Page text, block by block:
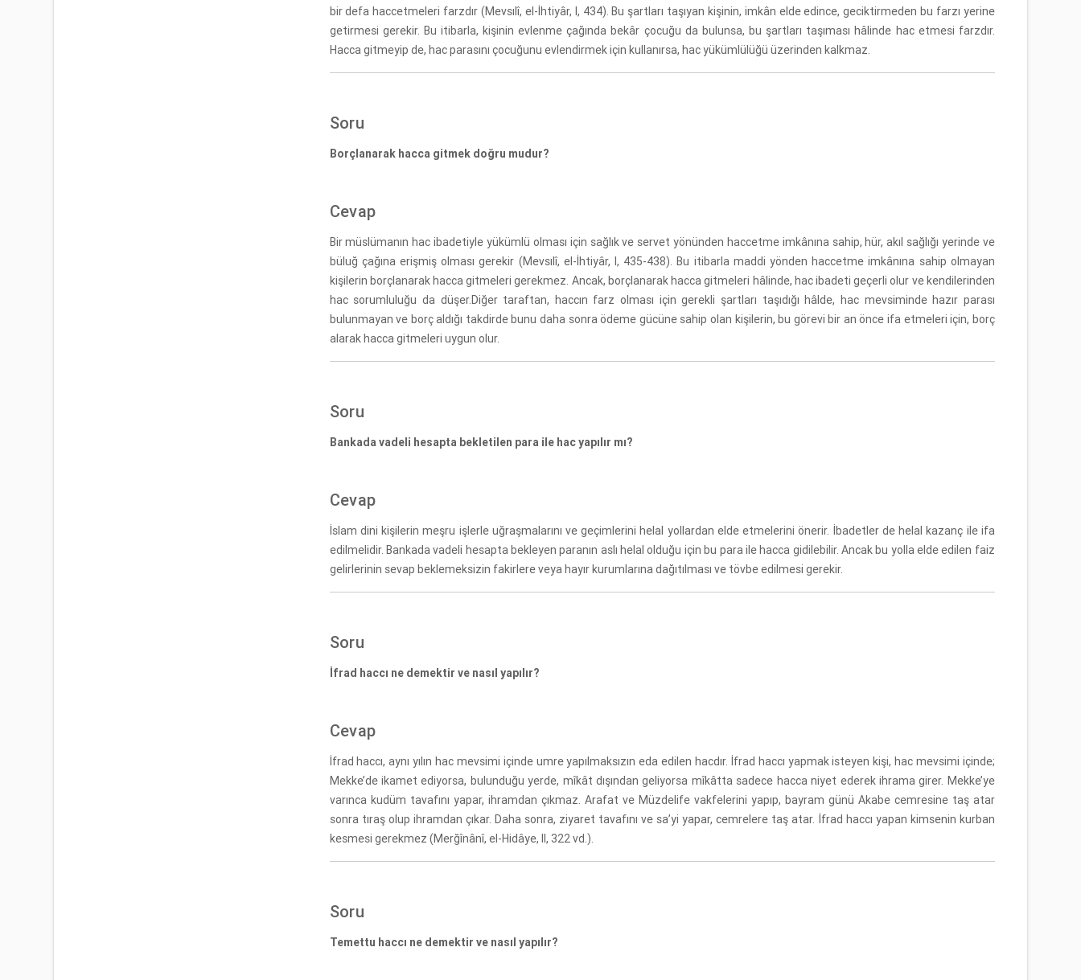
bir defa haccetmeleri farzdır (Mevsılî, el-İhtiyâr, I, 434). Bu şartları taşıyan kişinin, imkân elde edince, geciktirmeden bu farzı yerine
getirmesi gerekir. Bu itibarla, kişinin evlenme çağında bekâr çocuğu da bulunsa, bu şartları taşıması hâlinde hac etmesi farzdır.
Hacca gitmeyip de, hac parasını çocuğunu evlendirmek için kullanırsa, hac yükümlülüğü üzerinden kalkmaz.
Soru
Borçlanarak hacca gitmek doğru mudur?
Cevap
Bir müslümanın hac ibadetiyle yükümlü olması için sağlık ve servet yönünden haccetme imkânına sahip, hür, akıl sağlığı yerinde ve
büluğ çağına erişmiş olması gerekir (Mevsılî, el-İhtiyâr, I, 435-438). Bu itibarla maddi yönden haccetme imkânına sahip olmayan
kişilerin borçlanarak hacca gitmeleri gerekmez. Ancak, borçlanarak hacca gitmeleri hâlinde, hac ibadeti geçerli olur ve kendilerinden
hac sorumluluğu da düşer.Diğer taraftan, haccın farz olması için gerekli şartları taşıdığı hâlde, hac mevsiminde hazır parası
bulunmayan ve borç aldığı takdirde bunu daha sonra ödeme gücüne sahip olan kişilerin, bu görevi bir an önce ifa etmeleri için, borç
alarak hacca gitmeleri uygun olur.
Soru
Bankada vadeli hesapta bekletilen para ile hac yapılır mı?
Cevap
İslam dini kişilerin meşru işlerle uğraşmalarını ve geçimlerini helal yollardan elde etmelerini önerir. İbadetler de helal kazanç ile ifa
edilmelidir. Bankada vadeli hesapta bekleyen paranın aslı helal olduğu için bu para ile hacca gidilebilir. Ancak bu yolla elde edilen faiz
gelirlerinin sevap beklemeksizin fakirlere veya hayır kurumlarına dağıtılması ve tövbe edilmesi gerekir.
Soru
İfrad haccı ne demektir ve nasıl yapılır?
Cevap
İfrad haccı, aynı yılın hac mevsimi içinde umre yapılmaksızın eda edilen hacdır. İfrad haccı yapmak isteyen kişi, hac mevsimi içinde;
Mekke’de ikamet ediyorsa, bulunduğu yerde, mîkât dışından geliyorsa mîkâtta sadece hacca niyet ederek ihrama girer. Mekke’ye
varınca kudüm tavafını yapar, ihramdan çıkmaz. Arafat ve Müzdelife vakfelerini yapıp, bayram günü Akabe cemresine taş atar
sonra tıraş olup ihramdan çıkar. Daha sonra, ziyaret tavafını ve sa’yi yapar, cemrelere taş atar. İfrad haccı yapan kimsenin kurban
kesmesi gerekmez (Merğînânî, el-Hidâye, II, 322 vd.).
Soru
Temettu haccı ne demektir ve nasıl yapılır?